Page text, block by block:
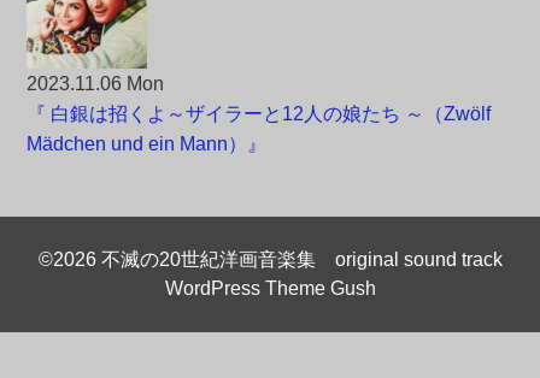
2023.11.06 Mon
『 白銀は招くよ～ザイラーと12人の娘たち ～（Zwölf
Mädchen und ein Mann）』
©2026 不滅の20世紀洋画音楽集 original sound track
WordPress Theme Gush